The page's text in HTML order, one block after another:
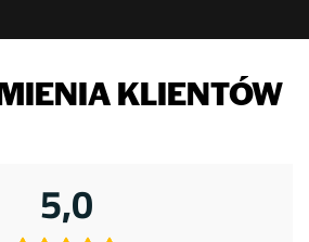
KLIENTÓW
5,0